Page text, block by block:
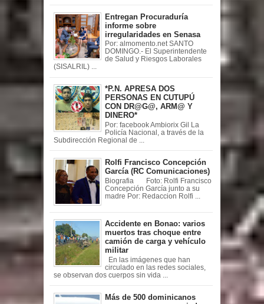
Entregan Procuraduría
informe sobre
irregularidades en Senasa
Por: almomento.net SANTO
DOMINGO.- El Superintendente
de Salud y Riesgos Laborales
(SISALRIL) ...
*P.N. APRESA DOS
PERSONAS EN CUTUPÚ
CON DR@G@, ARM@ Y
DINERO*
Por: facebook Ambiorix Gil La
Policía Nacional, a través de la
Subdirección Regional de ...
Rolfi Francisco Concepción
García (RC Comunicaciones)
Biografia Foto: Rolfi Francisco
Concepción García junto a su
madre Por: Redaccion Rolfi ...
Accidente en Bonao: varios
muertos tras choque entre
camión de carga y vehículo
militar
En las imágenes que han
circulado en las redes sociales,
se observan dos cuerpos sin vida ...
Más de 500 dominicanos